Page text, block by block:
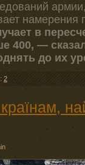
в
400, —
до их
2